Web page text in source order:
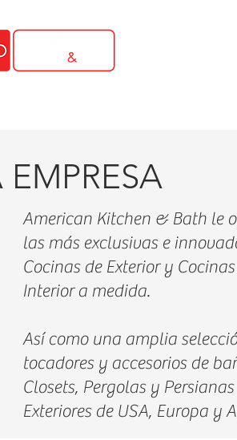
EMPRESA
American Kitchen & Bath le
las más exclusivas e
Cocinas de Exterior y
Interior a medida.
Así como una amplia
tocadores y accesorios de
Closets, Pergolas y Persianas
Exteriores de USA, Europa y